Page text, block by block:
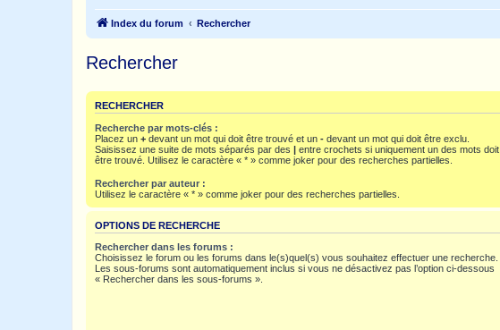
Index du forum Rechercher
Rechercher
RECHERCHER
Recherche par mots-clés :
Placez un + devant un mot qui doit être trouvé et un - devant un mot qui doit être exclu.
Saisissez une suite de mots séparés par des | entre crochets si uniquement un des mots doit
être trouvé. Utilisez le caractère « * » comme joker pour des recherches partielles.
Rechercher par auteur :
Utilisez le caractère « * » comme joker pour des recherches partielles.
OPTIONS DE RECHERCHE
Rechercher dans les forums :
Choisissez le forum ou les forums dans le(s)quel(s) vous souhaitez effectuer une recherche.
Les sous-forums sont automatiquement inclus si vous ne désactivez pas l’option ci-dessous
« Rechercher dans les sous-forums ».